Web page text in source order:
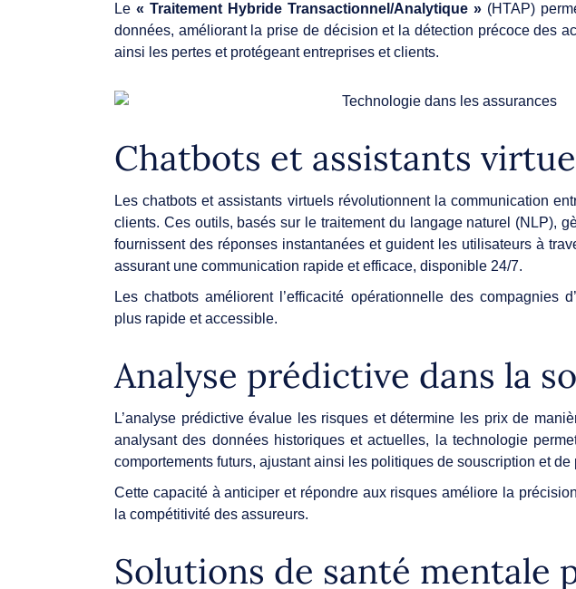
Le « Traitement Hybride Transactionnel/Analytique »(HTAP)
données, améliorant la prise de décision et la détection précoce des
ainsi les pertes et protégeant entreprises et clients.
Chatbots et assistants
Les chatbots et assistants virtuels révolutionnent la communication
clients. Ces outils, basés sur le traitement du langage naturel (NLP),
fournissent des réponses instantanées et guident les utilisateurs à
assurant une communication rapide et efficace, disponible 24/7.
Les chatbots améliorent l’efficacité opérationnelle des compagnies
plus rapide et accessible.
Analyse prédictive dans la
L’analyse prédictive évalue les risques et détermine les prix de
analysant des données historiques et actuelles, la technologie
comportements futurs, ajustant ainsi les politiques de souscription et
Cette capacité à anticiper et répondre aux risques améliore la
la compétitivité des assureurs.
Solutions de santé mentale